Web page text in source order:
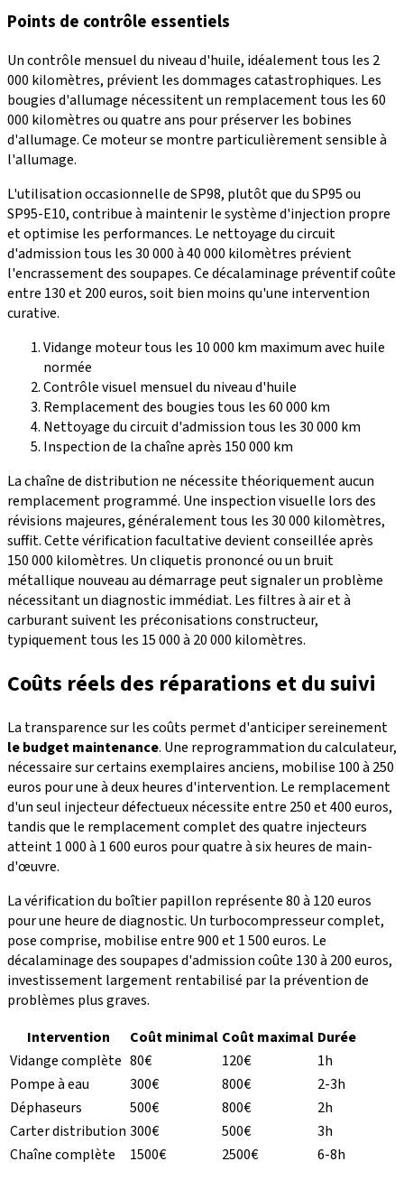
Points de contrôle essentiels
Un contrôle mensuel du niveau d'huile, idéalement tous les 2
000 kilomètres, prévient les dommages catastrophiques. Les
bougies d'allumage nécessitent un remplacement tous les 60
000 kilomètres ou quatre ans pour préserver les bobines
d'allumage. Ce moteur se montre particulièrement sensible à
l'allumage.
L'utilisation occasionnelle de SP98, plutôt que du SP95 ou
SP95-E10, contribue à maintenir le système d'injection propre
et optimise les performances. Le nettoyage du circuit
d'admission tous les 30 000 à 40 000 kilomètres prévient
l'encrassement des soupapes. Ce décalaminage préventif coûte
entre 130 et 200 euros, soit bien moins qu'une intervention
curative.
Vidange moteur tous les 10 000 km maximum avec huile
normée
Contrôle visuel mensuel du niveau d'huile
Remplacement des bougies tous les 60 000 km
Nettoyage du circuit d'admission tous les 30 000 km
Inspection de la chaîne après 150 000 km
La chaîne de distribution ne nécessite théoriquement aucun
remplacement programmé. Une inspection visuelle lors des
révisions majeures, généralement tous les 30 000 kilomètres,
suffit. Cette vérification facultative devient conseillée après
150 000 kilomètres. Un cliquetis prononcé ou un bruit
métallique nouveau au démarrage peut signaler un problème
nécessitant un diagnostic immédiat. Les filtres à air et à
carburant suivent les préconisations constructeur,
typiquement tous les 15 000 à 20 000 kilomètres.
Coûts réels des réparations et du suivi
La transparence sur les coûts permet d'anticiper sereinement
le budget maintenance. Une reprogrammation du calculateur,
nécessaire sur certains exemplaires anciens, mobilise 100 à 250
euros pour une à deux heures d'intervention. Le remplacement
d'un seul injecteur défectueux nécessite entre 250 et 400 euros,
tandis que le remplacement complet des quatre injecteurs
atteint 1 000 à 1 600 euros pour quatre à six heures de main-
d'œuvre.
La vérification du boîtier papillon représente 80 à 120 euros
pour une heure de diagnostic. Un turbocompresseur complet,
pose comprise, mobilise entre 900 et 1 500 euros. Le
décalaminage des soupapes d'admission coûte 130 à 200 euros,
investissement largement rentabilisé par la prévention de
problèmes plus graves.
Intervention
Coût minimal Coût maximal Durée
Vidange complète 80€ 120€
1h
Pompe à eau
300€ 800€
2-3h
Déphaseurs
500€ 800€
2h
Carter distribution 300€ 500€
3h
Chaîne complète
1500€ 2500€
6-8h